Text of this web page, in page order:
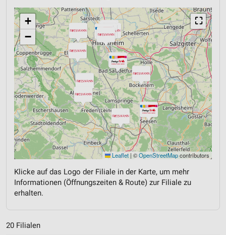
⛶
+
−
Leaflet | ©OpenStreetMapcontributors
Klicke auf das Logo der Filiale in der Karte, um mehr
Informationen (Öffnungszeiten & Route) zur Filiale zu
erhalten.
20 Filialen